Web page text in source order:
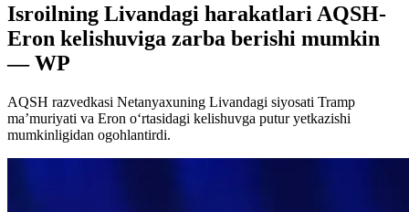
Isroilning Livandagi harakatlari AQSH-
Eron kelishuviga zarba berishi mumkin
— WP
AQSH razvedkasi Netanyaxuning Livandagi siyosati Tramp
ma’muriyati va Eron o‘rtasidagi kelishuvga putur yetkazishi
mumkinligidan ogohlantirdi.